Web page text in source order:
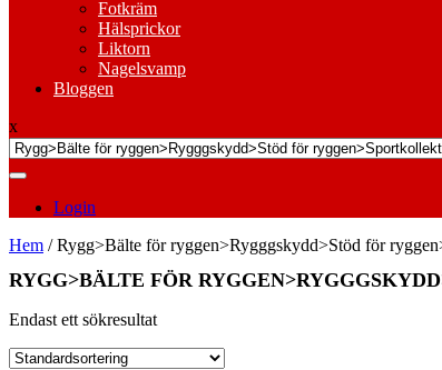
Fotkräm
Hälsprickor
Liktorn
Nagelsvamp
Bloggen
x
Login
Hem / Rygg>Bälte för ryggen>Rygggskydd>Stöd för
RYGG>BÄLTE FÖR
Endast ett sökresultat